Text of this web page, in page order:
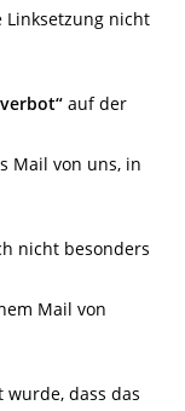
Linksetzung nicht
auf der
Mail von uns, in
nicht besonders
Mail von
wurde, dass das